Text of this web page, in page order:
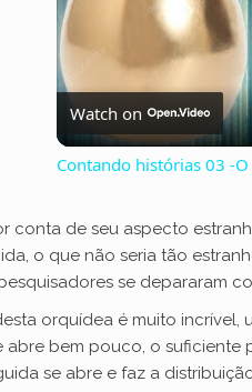
Watch on
Contando histórias 03 -O
conta de seu aspecto
o que não seria tão
se depararam
orquídea é muito
bem pouco, o suficiente
se abre e faz a